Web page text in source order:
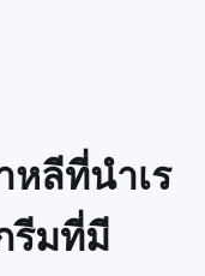
หลีที่นำเร
รีมที่มี